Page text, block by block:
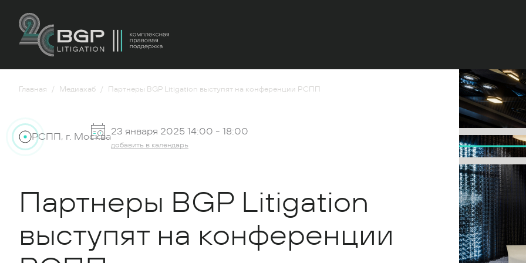
Главная Медиахаб Партнеры BGP Litigation выступят на конференции РСПП
РСПП, г. Москва23 января 2025 14:00 - 18:00
добавить в календарь
Партнеры BGP Litigation
выступят на конференции